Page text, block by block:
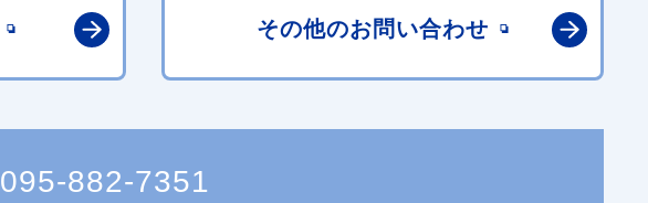
その他のお問い合わせ
095-882-7351